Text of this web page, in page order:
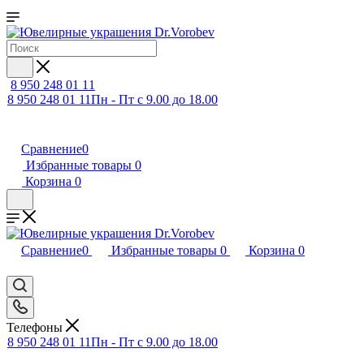
8 950 248 01 11
8 950 248 01 11Пн - Пт с 9.00 до 18.00
Сравнение0
Избранные товары 0
Корзина 0
Сравнение0 Избранные товары 0 Корзина 0
Телефоны
8 950 248 01 11Пн - Пт с 9.00 до 18.00